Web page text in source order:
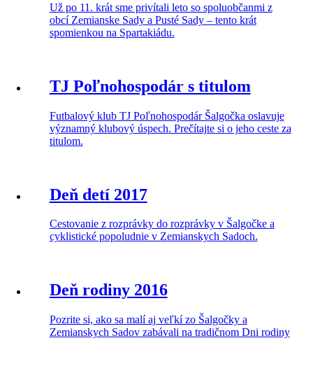
Už po 11. krát sme privítali leto so spoluobčanmi z
obcí Zemianske Sady a Pusté Sady – tento krát
spomienkou na Spartakiádu.
TJ Poľnohospodár s titulom
Futbalový klub TJ Poľnohospodár Šalgočka oslavuje
významný klubový úspech. Prečítajte si o jeho ceste za
titulom.
Deň detí 2017
Cestovanie z rozprávky do rozprávky v Šalgočke a
cyklistické popoludnie v Zemianskych Sadoch.
Deň rodiny 2016
Pozrite si, ako sa malí aj veľkí zo Šalgočky a
Zemianskych Sadov zabávali na tradičnom Dni rodiny